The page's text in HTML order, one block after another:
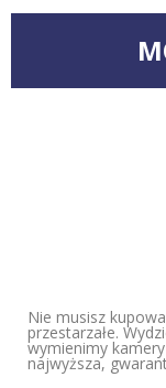
Nie musisz
przestarzałe.
wymienimy
najwyższa,